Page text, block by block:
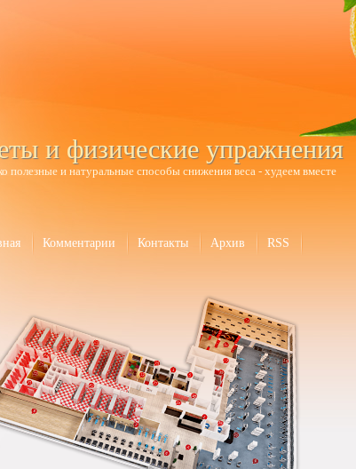
и физические упражнения
полезные и натуральные способы снижения веса - худеем вместе
Комментарии Контакты Архив RSS